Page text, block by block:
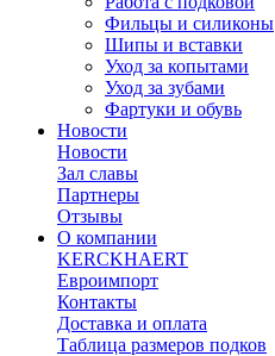
Фильцы и силиконы
Шипы и вставки
Уход за копытами
Уход за зубами
Фартуки и обувь
Новости
Новости
Зал славы
Партнеры
Отзывы
О компании
KERCKHAERT
Евроимпорт
Контакты
Доставка и оплата
Таблица размеров подков